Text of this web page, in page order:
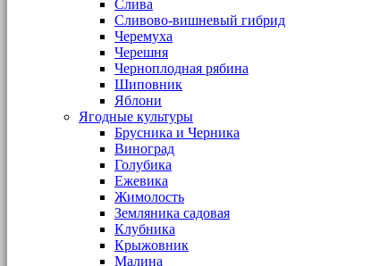
Слива
Сливово-вишневый гибрид
Черемуха
Черешня
Черноплодная рябина
Шиповник
Яблони
Ягодные культуры
Брусника и Черника
Виноград
Голубика
Ежевика
Жимолость
Земляника садовая
Клубника
Крыжовник
Малина